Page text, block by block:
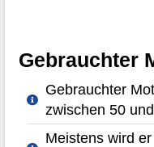
Gebrauchter
Gebrauchter
zwischen 50
Meistens wird